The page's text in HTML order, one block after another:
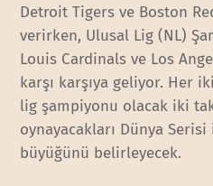
Detroit Tigers ve Boston
verirken, Ulusal Lig (NL)
Louis Cardinals ve Los
karşı karşıya geliyor. Her
lig şampiyonu olacak iki
oynayacakları Dünya Serisi
büyüğünü belirleyecek.